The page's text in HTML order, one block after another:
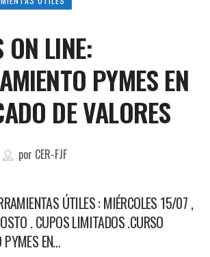
ON LINE:
PYMES EN
DE VALORES
por CER-FJF
ÚTILES : MIÉRCOLES 15/07 ,
. CUPOS LIMITADOS .CURSO
PYMES EN…